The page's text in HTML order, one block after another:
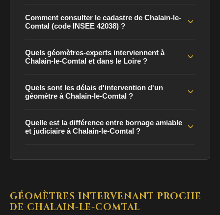
Comment consulter le cadastre de Chalain-le-
Comtal (code INSEE 42038) ?
Quels géomètres-experts interviennent à
Chalain-le-Comtal et dans le Loire ?
Quels sont les délais d'intervention d'un
géomètre à Chalain-le-Comtal ?
Quelle est la différence entre bornage amiable
et judiciaire à Chalain-le-Comtal ?
GÉOMÈTRES INTERVENANT PROCHE
DE CHALAIN-LE-COMTAL